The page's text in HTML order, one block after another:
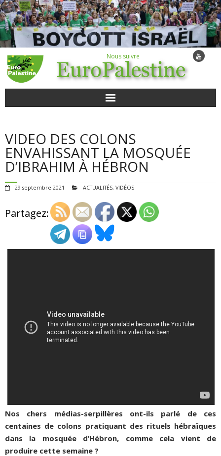
Nous suivre
POUR AGIR
AGENDA
VIDÉOS
QUI SOMMES-NOUS ?
ADHÉSIONS, DONS, CONTACT
VIDEO DES COLONS
ENVAHISSANT LA MOSQUÉE
D’IBRAHIM À HÉBRON
29 septembre 2021 ACTUALITÉS, VIDÉOS
Partagez:
Nos chers médias-serpillères ont-ils parlé de ces
centaines de colons pratiquant des rituels hébraïques
dans la mosquée d’Hébron, comme cela vient de
produire cette semaine ?